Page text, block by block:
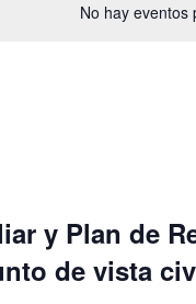
No hay eventos
y Plan de
de vista